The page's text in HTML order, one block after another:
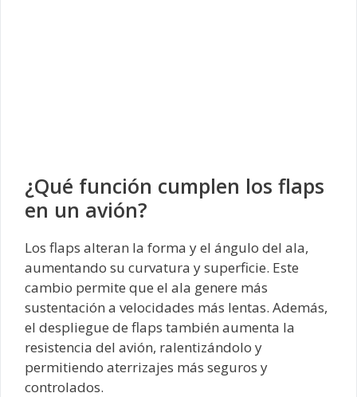
¿Qué función cumplen los flaps
en un avión?
Los flaps alteran la forma y el ángulo del ala,
aumentando su curvatura y superficie. Este
cambio permite que el ala genere más
sustentación a velocidades más lentas. Además,
el despliegue de flaps también aumenta la
resistencia del avión, ralentizándolo y
permitiendo aterrizajes más seguros y
controlados.